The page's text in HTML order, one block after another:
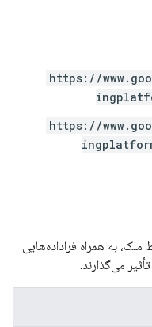
https://
https://
به همراه فراداده‌هایی
تأثیر می‌گذارند.